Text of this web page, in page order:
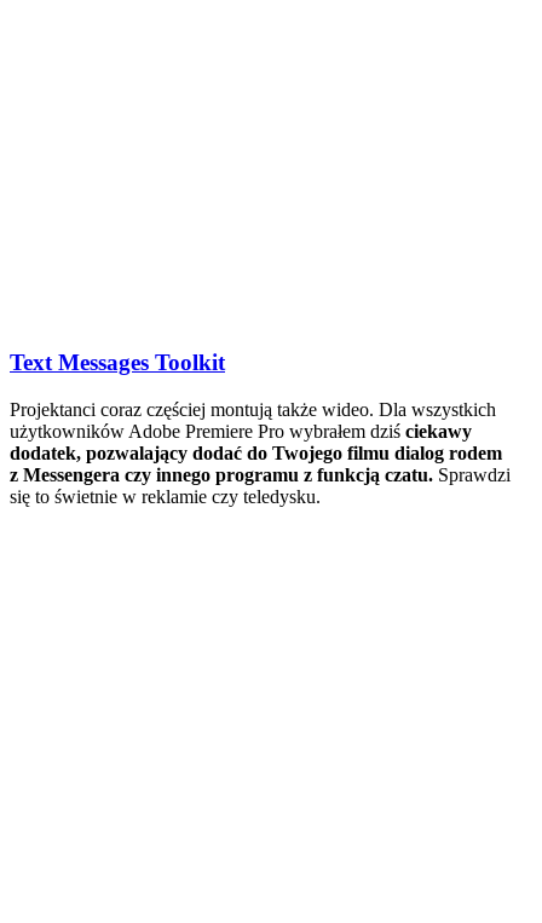
Text Messages Toolkit
Projektanci coraz częściej montują także wideo. Dla wszystkich
użytkowników Adobe Premiere Pro wybrałem dziś ciekawy
dodatek, pozwalający dodać do Twojego filmu dialog rodem
z Messengera czy innego programu z funkcją czatu. Sprawdzi
się to świetnie w reklamie czy teledysku.